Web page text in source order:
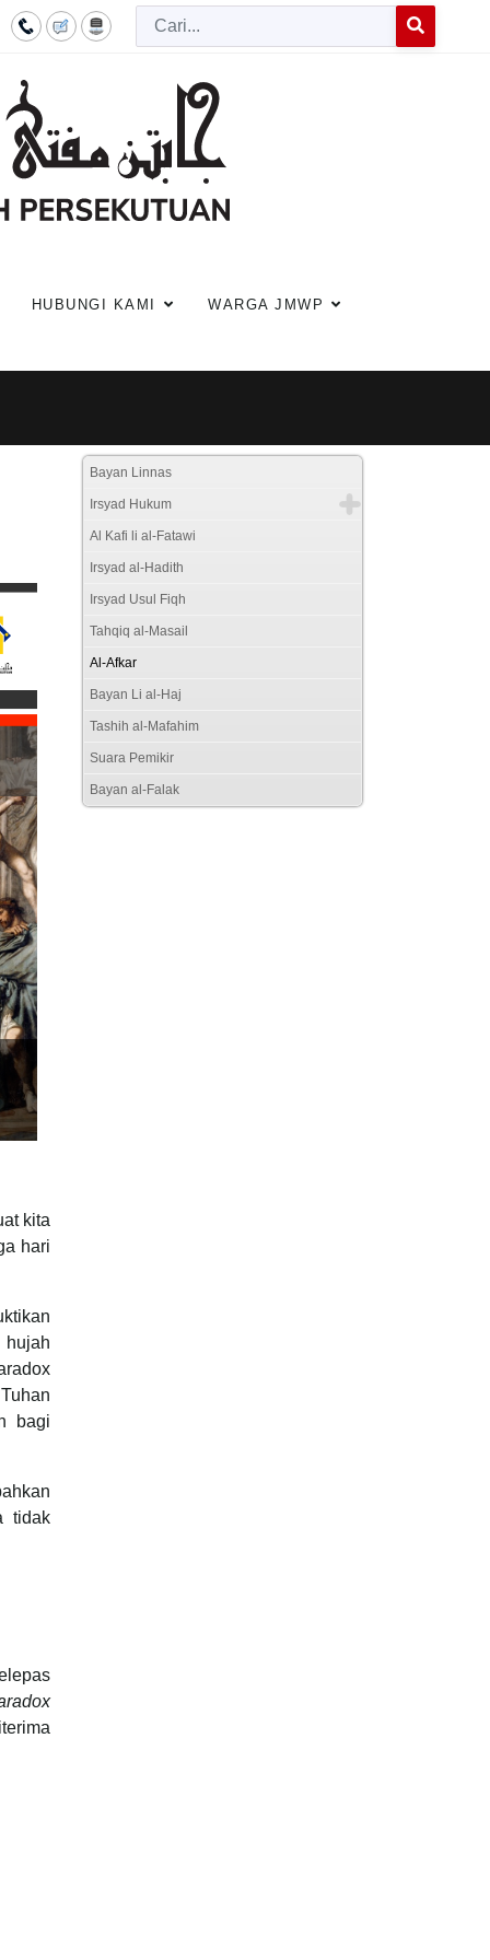
Cari
HUBUNGI KAMI WARGA JMWP
kita
hari
hujah
bagi
tidak
Bayan Linnas
Irsyad Hukum
Al Kafi li al-Fatawi
Irsyad al-Hadith
Irsyad Usul Fiqh
Tahqiq al-Masail
Al-Afkar
Bayan Li al-Haj
Tashih al-Mafahim
Suara Pemikir
Bayan al-Falak